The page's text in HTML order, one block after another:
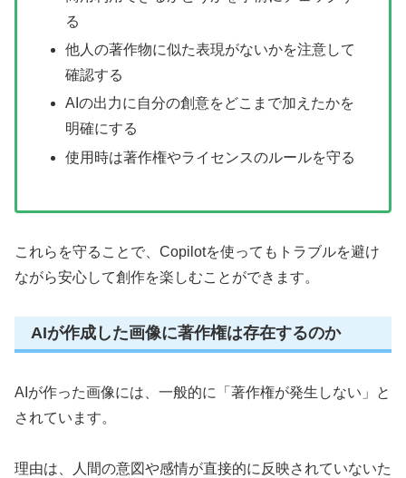
る
他人の著作物に似た表現がないかを注意して
確認する
AIの出力に自分の創意をどこまで加えたかを
明確にする
使用時は著作権やライセンスのルールを守る
これらを守ることで、Copilotを使ってもトラブルを避け
ながら安心して創作を楽しむことができます。
AIが作成した画像に著作権は存在するのか
AIが作った画像には、一般的に「著作権が発生しない」と
されています。
理由は、人間の意図や感情が直接的に反映されていないた